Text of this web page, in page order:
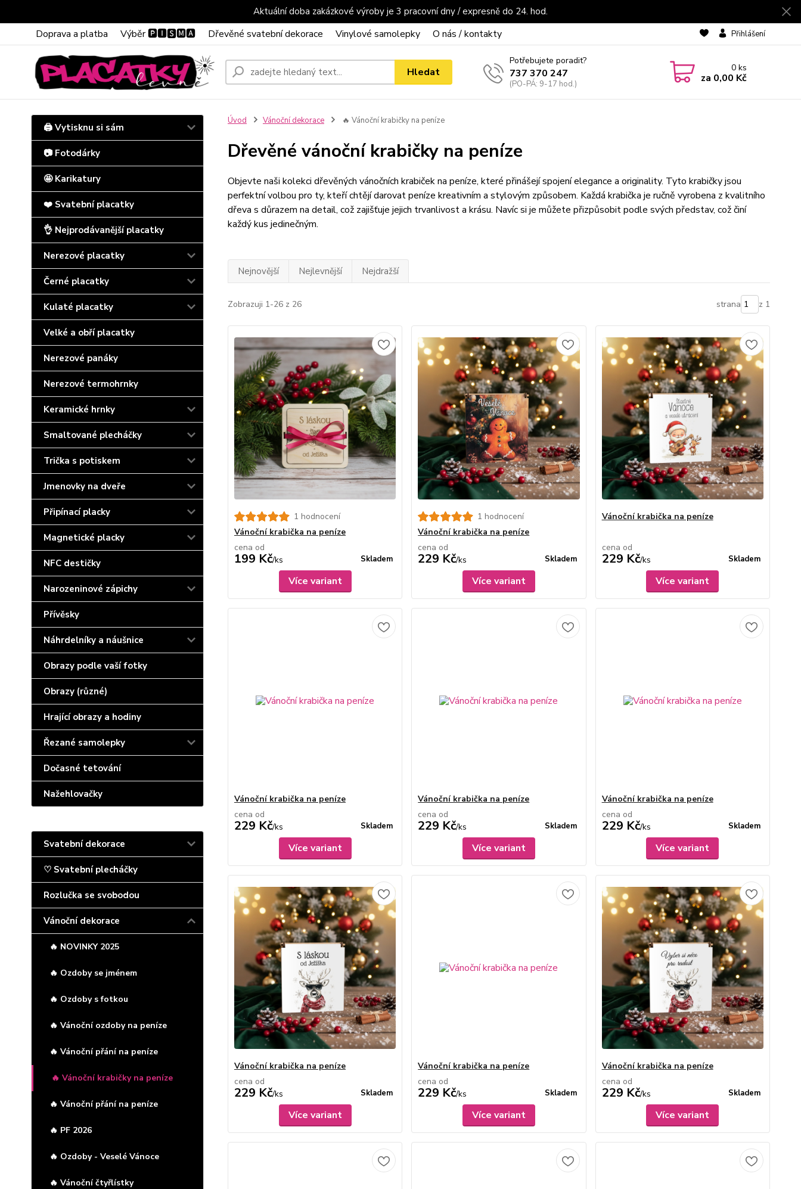
Aktuální doba zakázkové výroby je 3 pracovní dny / expresně do 24. hod.
Doprava a platba Výběr 🅿🅸🆂🅼🅰 Dřevěné svatební dekorace Vinylové samolepky O nás / kontakty Přihlášení
Hledat
Potřebujete poradit?
737 370 247
(PO-PÁ: 9-17 hod.)
0ks
za 0,00 Kč
🖨️ Vytisknu si sám
📷 Fotodárky
🤩 Karikatury
❤️ Svatební placatky
👌 Nejprodávanější placatky
Nerezové placatky
Černé placatky
Kulaté placatky
Velké a obří placatky
Nerezové panáky
Nerezové termohrnky
Keramické hrnky
Smaltované plecháčky
Trička s potiskem
Jmenovky na dveře
Připínací placky
Magnetické placky
NFC destičky
Narozeninové zápichy
Přívěsky
Náhrdelníky a náušnice
Obrazy podle vaší fotky
Obrazy (různé)
Hrající obrazy a hodiny
Řezané samolepky
Dočasné tetování
Nažehlovačky
Svatební dekorace
♡ Svatební plecháčky
Rozlučka se svobodou
Vánoční dekorace
🔥 NOVINKY 2025
🔥 Ozdoby se jménem
🔥 Ozdoby s fotkou
🔥 Vánoční ozdoby na peníze
🔥 Vánoční přání na peníze
🔥 Vánoční krabičky na peníze
🔥 Vánoční přání na peníze
🔥 PF 2026
🔥 Ozdoby - Veselé Vánoce
🔥 Vánoční čtyřlístky
Úvod Vánoční dekorace 🔥 Vánoční krabičky na peníze
Dřevěné vánoční krabičky na peníze
Objevte naši kolekci dřevěných vánočních krabiček na peníze, které přinášejí spojení elegance a originality. Tyto krabičky jsou
perfektní volbou pro ty, kteří chtějí darovat peníze kreativním a stylovým způsobem. Každá krabička je ručně vyrobena z kvalitního
dřeva s důrazem na detail, což zajišťuje jejich trvanlivost a krásu. Navíc si je můžete přizpůsobit podle svých představ, což činí
každý kus jedinečným.
Nejnovější Nejlevnější Nejdražší
Zobrazuji 1-26 z 26 strana z 1
1 hodnocení
Vánoční krabička na peníze
cena od
199 Kč/ks Skladem
Více variant
1 hodnocení
Vánoční krabička na peníze
cena od
229 Kč/ks Skladem
Více variant
Vánoční krabička na peníze
cena od
229 Kč/ks Skladem
Více variant
Vánoční krabička na peníze
cena od
229 Kč/ks Skladem
Více variant
Vánoční krabička na peníze
cena od
229 Kč/ks Skladem
Více variant
Vánoční krabička na peníze
cena od
229 Kč/ks Skladem
Více variant
Vánoční krabička na peníze
cena od
229 Kč/ks Skladem
Více variant
Vánoční krabička na peníze
cena od
229 Kč/ks Skladem
Více variant
Vánoční krabička na peníze
cena od
229 Kč/ks Skladem
Více variant